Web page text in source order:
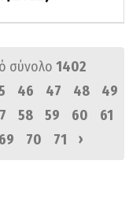
σύνολο 1402
46 47 48
49
58 59 60
61
69 70 71 ›